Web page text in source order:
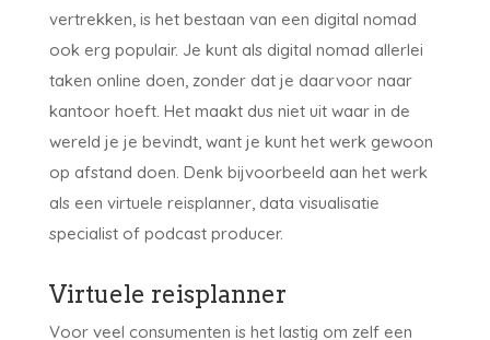
vertrekken, is het bestaan van een digital nomad
ook erg populair. Je kunt als digital nomad allerlei
taken online doen, zonder dat je daarvoor naar
kantoor hoeft. Het maakt dus niet uit waar in de
wereld je je bevindt, want je kunt het werk gewoon
op afstand doen. Denk bijvoorbeeld aan het werk
als een virtuele reisplanner, data visualisatie
specialist of podcast producer.
Virtuele reisplanner
Voor veel consumenten is het lastig om zelf een